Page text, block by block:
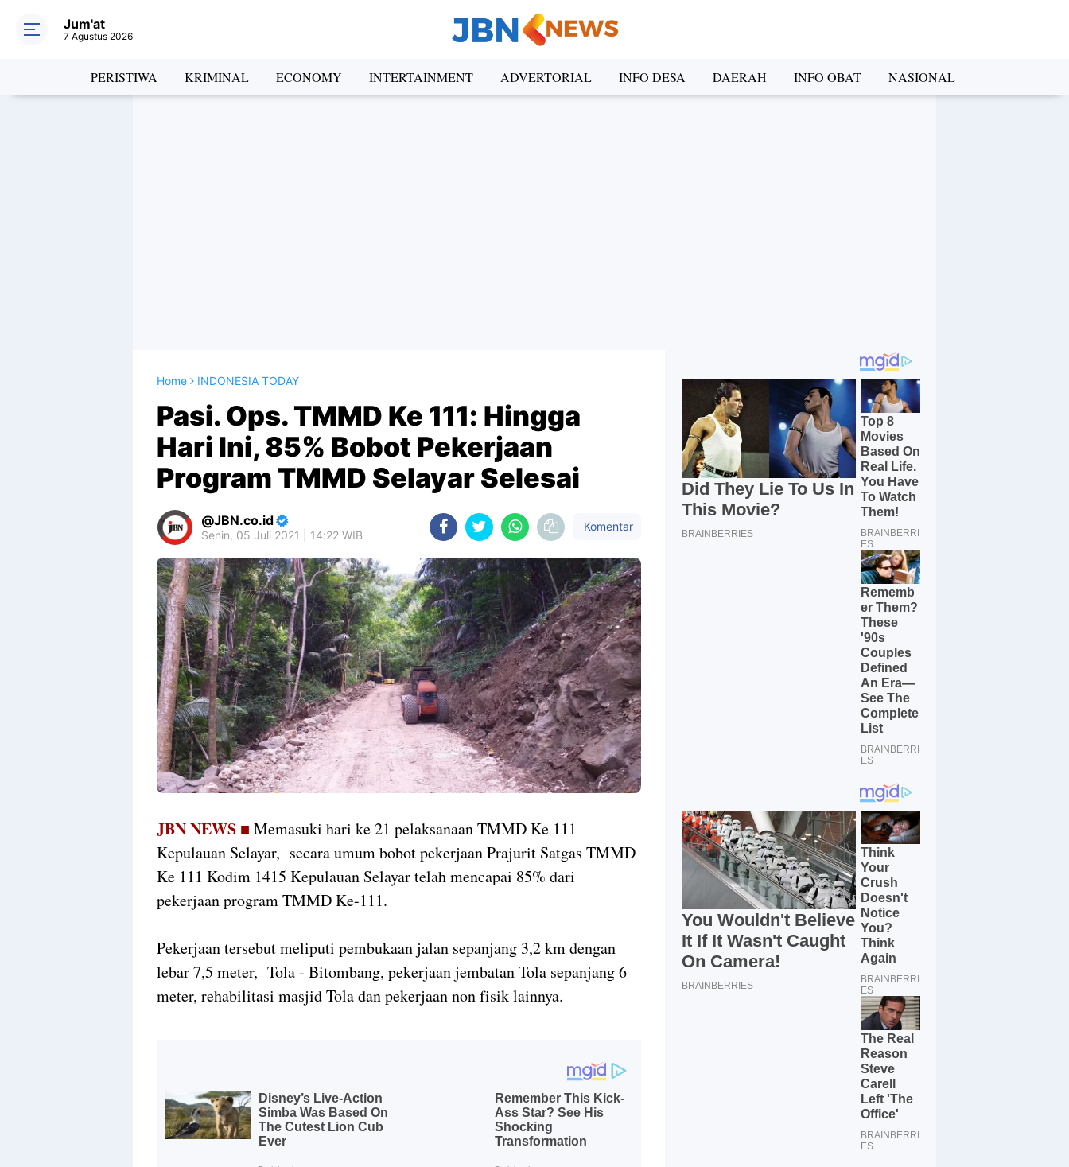
Jum'at
7 Agustus 2026
PERISTIWA KRIMINAL ECONOMY INTERTAINMENT ADVERTORIAL INFO DESA DAERAH INFO OBAT NASIONAL
Home INDONESIA TODAY
Pasi. Ops. TMMD Ke 111: Hingga
Hari Ini, 85% Bobot Pekerjaan
Program TMMD Selayar Selesai
JBN.co.id
Senin, 05 Juli 2021 | 14:22 WIB
Komentar
JBN NEWS ■ Memasuki hari ke 21 pelaksanaan TMMD Ke 111
Kepulauan Selayar, secara umum bobot pekerjaan Prajurit Satgas TMMD
Ke 111 Kodim 1415 Kepulauan Selayar telah mencapai 85% dari
pekerjaan program TMMD Ke-111.
Pekerjaan tersebut meliputi pembukaan jalan sepanjang 3,2 km dengan
lebar 7,5 meter, Tola - Bitombang, pekerjaan jembatan Tola sepanjang 6
meter, rehabilitasi masjid Tola dan pekerjaan non fisik lainnya.